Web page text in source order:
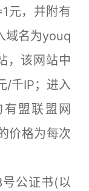
元，并附有
域名为youq
，该网站中
/千IP；进入
盟联盟网
价格为每次
公证书(以